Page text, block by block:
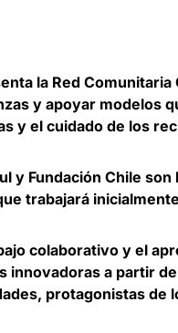
la Red
y apoyar modelos
y el cuidado de los
y Fundación Chile
trabajará
colaborativo y el
innovadoras a partir
protagonistas de